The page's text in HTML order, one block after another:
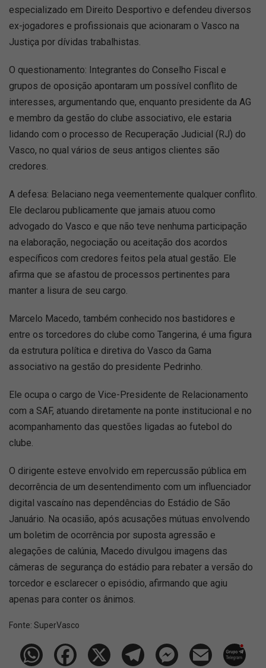
especializado em Direito Desportivo e defendeu diversos
ex-jogadores e profissionais que acionaram o Vasco na
Justiça por dívidas trabalhistas.
O questionamento: Integrantes do Conselho Fiscal e
grupos de oposição apontaram um possível conflito de
interesses, argumentando que, enquanto presidente da AG
e membro da gestão do clube associativo, ele estaria
lidando com o processo de Recuperação Judicial (RJ) do
Vasco, no qual vários de seus antigos clientes são
credores.
A defesa: Belaciano nega veementemente qualquer conflito.
Ele declarou publicamente que jamais atuou como
advogado do Vasco e que não teve nenhuma participação
na elaboração, negociação ou aceitação dos acordos
específicos com credores feitos pela atual gestão. Ele
afirma que se afastou de processos pertinentes para
manter a lisura de seu cargo.
Marcelo Macedo, também conhecido nos bastidores e
entre os torcedores do clube como Tangerina, é uma figura
da estrutura política e diretiva do Vasco da Gama
associativo na gestão do presidente Pedrinho.
Ele ocupa o cargo de Vice-Presidente de Relacionamento
com a SAF, atuando diretamente na ponte institucional e no
acompanhamento das questões ligadas ao futebol do
clube.
O dirigente esteve envolvido em repercussão pública em
decorrência de um desentendimento com um influenciador
digital vascaíno nas dependências do Estádio de São
Januário. Na ocasião, após acusações mútuas envolvendo
um boletim de ocorrência por suposta agressão e
alegações de calúnia, Macedo divulgou imagens das
câmeras de segurança do estádio para rebater a versão do
torcedor e esclarecer o episódio, afirmando que agiu
apenas para conter os ânimos.
Fonte: SuperVasco‎‎‎‎‎‎